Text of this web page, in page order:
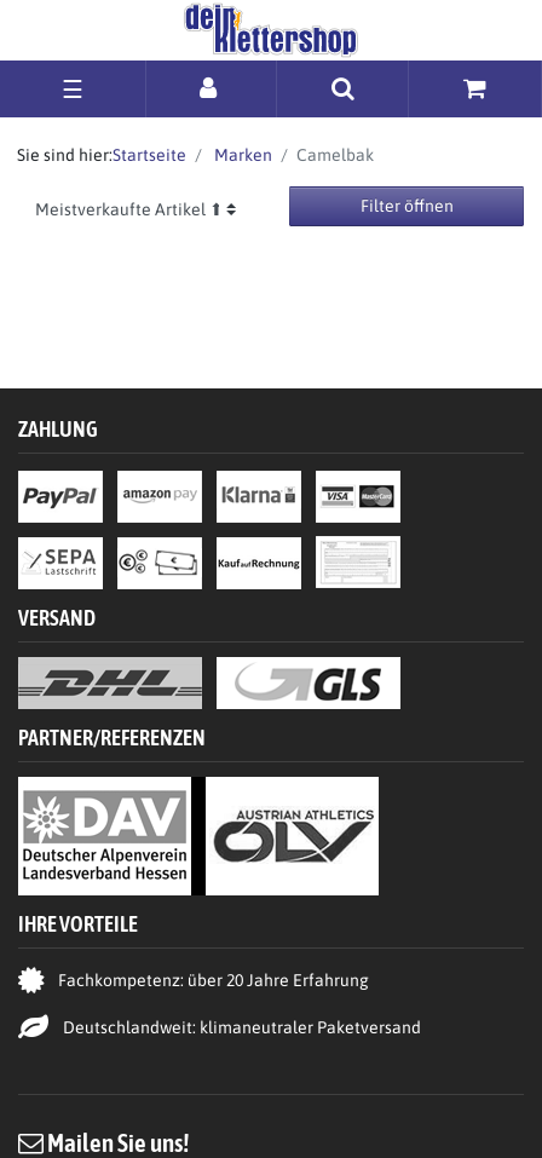
☰
Sie sind hier:Startseite Marken Camelbak
Filter öffnen
ZAHLUNG
VERSAND
PARTNER/REFERENZEN
IHRE VORTEILE
Fachkompetenz: über 20 Jahre Erfahrung
Deutschlandweit: klimaneutraler Paketversand
Mailen Sie uns!